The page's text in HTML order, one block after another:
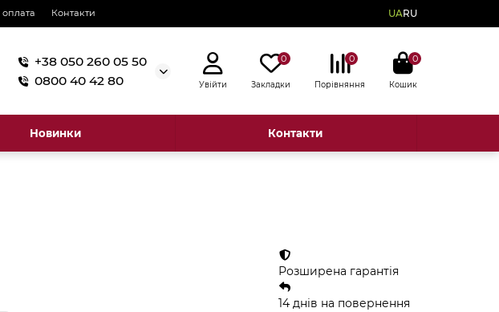
оплата Контакти UARU
+38 050 260 05 50
0800 40 42 80
Увійти
0
Закладки
0
Порівняння
0
Кошик
Новинки Контакти
Розширена гарантія
14 днів на повернення